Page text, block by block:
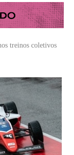
treinos coletivos